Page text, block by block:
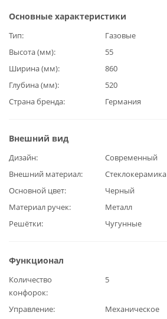
Основные характеристики
Тип
Газовые
Высота (мм)
55
Ширина (мм)
860
Глубина (мм)
520
Страна бренда
Германия
Внешний вид
Дизайн
Современный
Внешний материал
Стеклокерамика
Основной цвет
Черный
Материал ручек
Металл
Решётки
Чугунные
Функционал
Количество
конфорок
5
Управление
Механическое